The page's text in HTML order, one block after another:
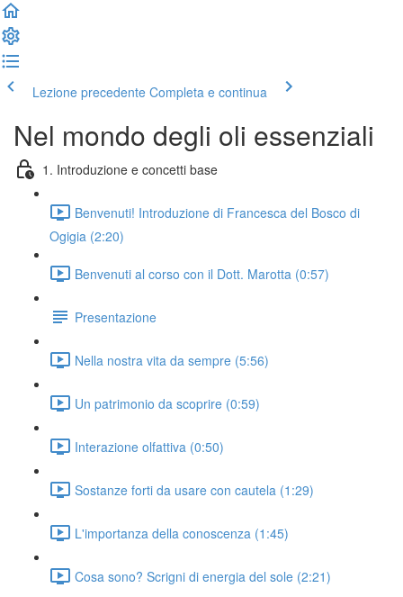
Lezione precedente Completa e continua
Nel mondo degli oli essenziali
1. Introduzione e concetti base
Benvenuti! Introduzione di Francesca del Bosco di
Ogigia (2:20)
Benvenuti al corso con il Dott. Marotta (0:57)
Presentazione
Nella nostra vita da sempre (5:56)
Un patrimonio da scoprire (0:59)
Interazione olfattiva (0:50)
Sostanze forti da usare con cautela (1:29)
L'importanza della conoscenza (1:45)
Cosa sono? Scrigni di energia del sole (2:21)